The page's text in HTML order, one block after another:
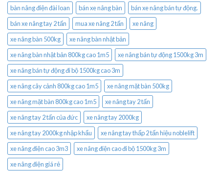
bàn nâng điện đài loan
bán xe nâng bàn
bán xe nâng bán tự động.
bán xe nâng tay 2 tấn
mua xe nâng 2 tấn
xe nâng
xe nâng bàn 500kg
xe nâng bàn nhật bản
xe nâng bàn nhật bản 800kg cao 1m5
xe nâng bán tự động 1500kg 3m
xe nâng bán tự động đi bộ 1500kg cao 3m
xe nâng cây cảnh 800kg cao 1m5
xe nâng mặt bàn 500kg
xe nâng mặt bàn 800kg cao 1m5
xe nâng tay 2 tấn
xe nâng tay 2 tấn của đức
xe nâng tay 2000kg
xe nâng tay 2000kg nhập khẩu
xe nâng tay thấp 2 tấn hiệu noblelift
xe nâng điện cao 3m3
xe nâng điện cao đi bộ 1500kg 3m
xe nâng điện giá rẻ